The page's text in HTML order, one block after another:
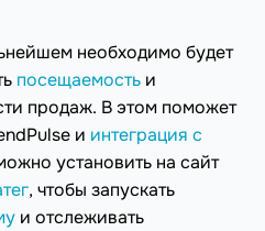
необходимо будет
посещаемость и
продаж. В этом поможет
и интеграция с
установить на сайт
, чтобы запускать
и отслеживать